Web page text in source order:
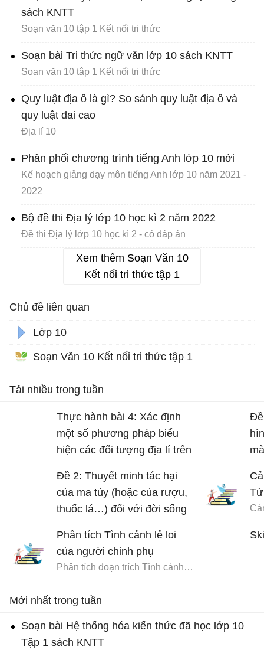
sách KNTT
Soạn văn 10 tập 1 Kết nối tri thức
Soạn bài Tri thức ngữ văn lớp 10 sách KNTT
Soạn văn 10 tập 1 Kết nối tri thức
Quy luật địa ô là gì? So sánh quy luật địa ô và
quy luật đai cao
Địa lí 10
Phân phối chương trình tiếng Anh lớp 10 mới
Kế hoạch giảng dạy môn tiếng Anh lớp 10 năm 2021 -
2022
Bộ đề thi Địa lý lớp 10 học kì 2 năm 2022
Đề thi Địa lý lớp 10 học kì 2 - có đáp án
Xem thêm Soạn Văn 10
Kết nối tri thức tập 1
Chủ đề liên quan
Lớp 10
Soạn Văn 10 Kết nối tri thức tập 1
Tải nhiều trong tuần
Thực hành bài 4: Xác định
một số phương pháp biểu
hiện các đối tượng địa lí trên
Đề 2: Thuyết minh tác hại
của ma túy (hoặc của rượu,
thuốc lá…) đối với đời sống
Phân tích Tình cảnh lẻ loi
của người chinh phụ
Phân tích đoạn trích Tình cảnh lẻ loi của người chinh phụ
Đề
Mới nhất trong tuần
Soạn bài Hệ thống hóa kiến thức đã học lớp 10
Tập 1 sách KNTT